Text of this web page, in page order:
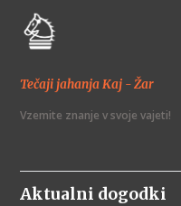
Tečaji jahanja Kaj - Žar
Vzemite znanje v svoje vajeti!
Aktualni dogodki